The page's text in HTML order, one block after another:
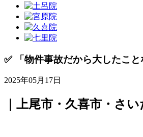
✅ 「物件事故だから大したこ
2025年05月17日
｜上尾市・久喜市・さ